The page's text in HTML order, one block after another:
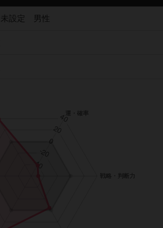
設定 男性